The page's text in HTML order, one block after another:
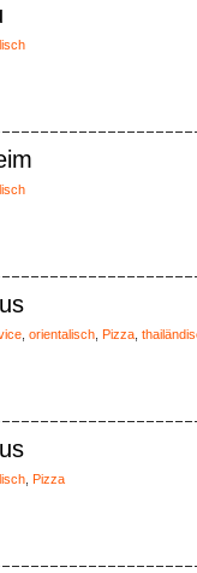
orientalisch Pizza
Pizza